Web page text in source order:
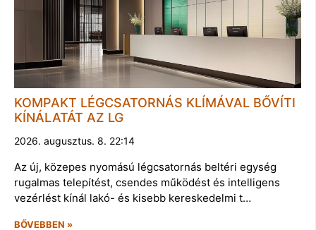
KOMPAKT LÉGCSATORNÁS KLÍMÁVAL BŐVÍTI
KÍNÁLATÁT AZ LG
2026. augusztus. 8. 22:14
Az új, közepes nyomású légcsatornás beltéri egység
rugalmas telepítést, csendes működést és intelligens
vezérlést kínál lakó- és kisebb kereskedelmi t…
BŐVEBBEN »